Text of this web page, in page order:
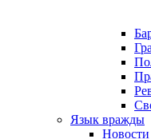
Язык вражды
Новости